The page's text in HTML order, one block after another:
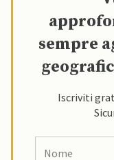
sempre
Iscriviti